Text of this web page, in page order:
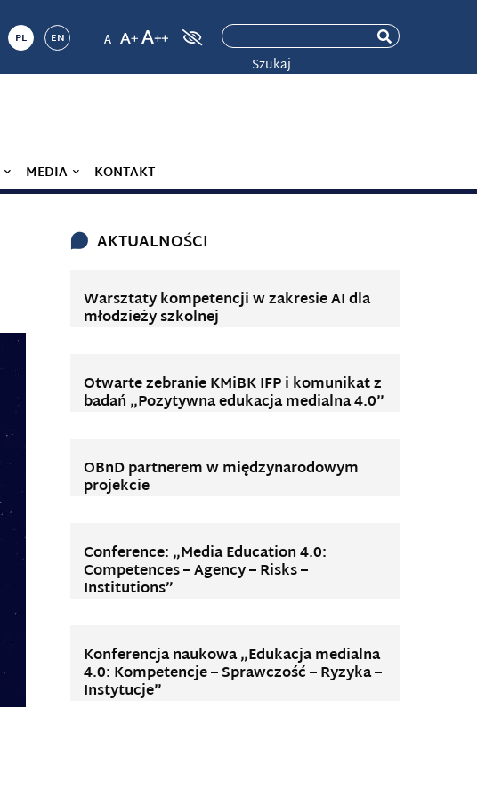
PL EN
Szukaj
MEDIA KONTAKT
AKTUALNOŚCI
Warsztaty kompetencji w zakresie AI dla
młodzieży szkolnej
Otwarte zebranie KMiBK IFP i komunikat z
badań „Pozytywna edukacja medialna 4.0”
OBnD partnerem w międzynarodowym
projekcie
Conference: „Media Education 4.0:
Competences – Agency – Risks –
Institutions”
Konferencja naukowa „Edukacja medialna
4.0: Kompetencje – Sprawczość – Ryzyka –
Instytucje”